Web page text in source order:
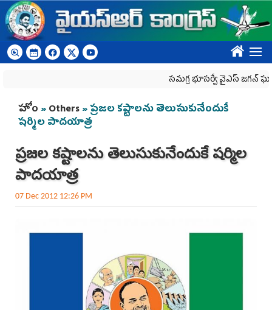
Skip to main content
????
స‌మ‌గ్ర భూస‌ర్వే వైఎస్ జ‌గ‌న్ ఘ‌న‌త
You are here
హోం »Others» ప్రజల కష్టాలను తెలుసుకునేందుకే
షర్మిల పాదయాత్ర
ప్రజల కష్టాలను తెలుసుకునేందుకే షర్మిల
పాదయాత్ర
07 Dec 2012 12:26 PM